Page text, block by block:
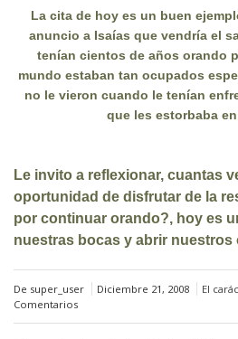
La cita de hoy es un buen
anuncio a Isaías que vendría el
tenían cientos de años orando
mundo estaban tan ocupados
no le vieron cuando le tenían
que les estorbaba
Le invito a reflexionar, cuantas
oportunidad de disfrutar de la
por continuar orando?, hoy es
nuestras bocas y abrir nuestros
De super_user Diciembre 21, 2008 El
Comentarios